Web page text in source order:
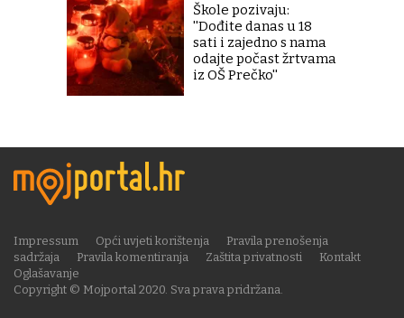
Škole pozivaju:
''Dođite danas u 18
sati i zajedno s nama
odajte počast žrtvama
iz OŠ Prečko''
Copyright © Mojportal 2020. Sva prava pridržana.
Impressum Opći uvjeti korištenja
Pravila prenošenja
sadržaja
Pravila komentiranja Zaštita privatnosti
Kontakt
Oglašavanje